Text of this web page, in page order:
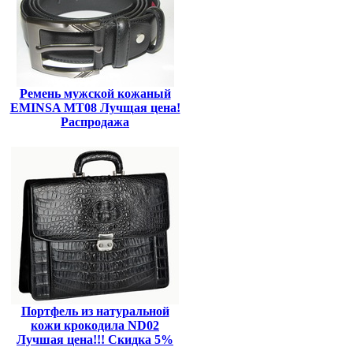
Ремень мужской кожаный
EMINSA MT08 Лучщая цена!
Распродажа
Портфель из натуральной
кожи крокодила ND02
Лучшая цена!!! Скидка 5%